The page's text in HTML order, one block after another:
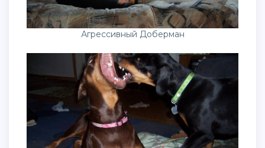
Агрессивный Доберман